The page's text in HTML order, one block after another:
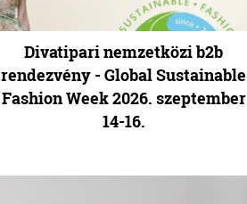
Divatipari nemzetközi b2b
rendezvény - Global Sustainable
Fashion Week 2026. szeptember
14-16.